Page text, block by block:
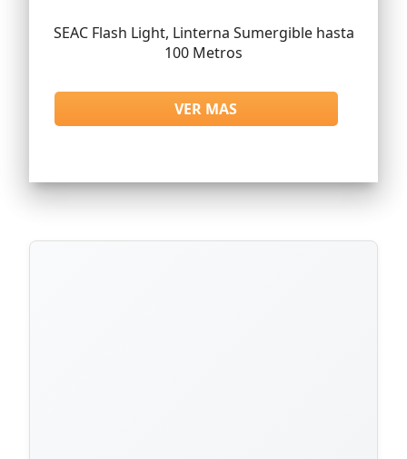
SEAC Flash Light, Linterna Sumergible hasta
100 Metros
VER MAS